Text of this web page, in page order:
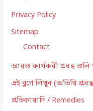
Privacy Policy
Sitemap
Contact
আরও কার্যকরী প্রবন্ধ
এই ব্লগে লিখুন (অতিথি
প্রতিকারাদি / Remedies